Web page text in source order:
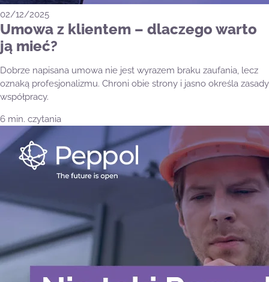
02/12/2025
Umowa z klientem – dlaczego warto
ją mieć?
Dobrze napisana umowa nie jest wyrazem braku zaufania, lecz
oznaką profesjonalizmu. Chroni obie strony i jasno określa zasady
współpracy.
6 min. czytania